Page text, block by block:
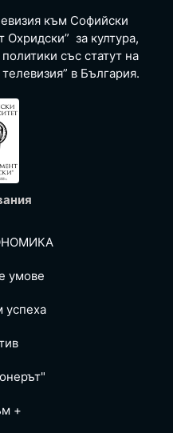
към Софийски
Охридски” за култура,
със статут на
в България.
умове
успеха
+